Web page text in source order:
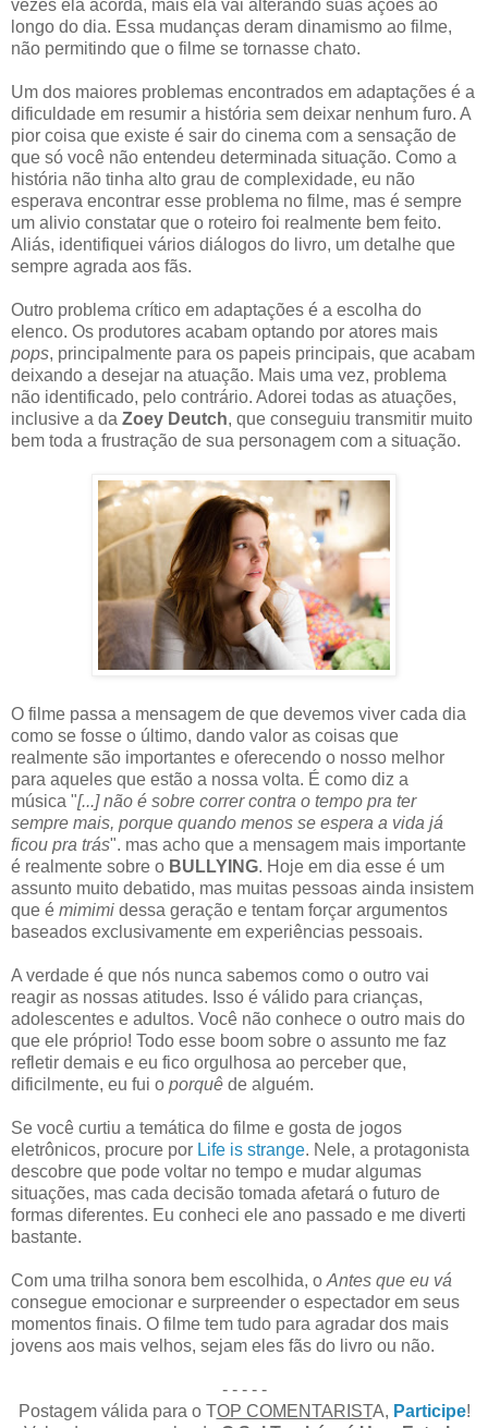
vezes ela acorda, mais ela vai alterando suas ações ao
longo do dia. Essa mudanças deram dinamismo ao filme,
não permitindo que o filme se tornasse chato.
Um dos maiores problemas encontrados em adaptações é a
dificuldade em resumir a história sem deixar nenhum furo. A
pior coisa que existe é sair do cinema com a sensação de
que só você não entendeu determinada situação. Como a
história não tinha alto grau de complexidade, eu não
esperava encontrar esse problema no filme, mas é sempre
um alivio constatar que o roteiro foi realmente bem feito.
Aliás, identifiquei vários diálogos do livro, um detalhe que
sempre agrada aos fãs.
Outro problema crítico em adaptações é a escolha do
elenco. Os produtores acabam optando por atores mais
pops, principalmente para os papeis principais, que acabam
deixando a desejar na atuação. Mais uma vez, problema
não identificado, pelo contrário. Adorei todas as atuações,
inclusive a da Zoey Deutch, que conseguiu transmitir muito
bem toda a frustração de sua personagem com a situação.
O filme passa a mensagem de que devemos viver cada dia
como se fosse o último, dando valor as coisas que
realmente são importantes e oferecendo o nosso melhor
para aqueles que estão a nossa volta. É como diz a
música "[...] não é sobre correr contra o tempo pra ter
sempre mais, porque quando menos se espera a vida já
ficou pra trás". mas acho que a mensagem mais importante
é realmente sobre o BULLYING. Hoje em dia esse é um
assunto muito debatido, mas muitas pessoas ainda insistem
que é mimimi dessa geração e tentam forçar argumentos
baseados exclusivamente em experiências pessoais.
A verdade é que nós nunca sabemos como o outro vai
reagir as nossas atitudes. Isso é válido para crianças,
adolescentes e adultos. Você não conhece o outro mais do
que ele próprio! Todo esse boom sobre o assunto me faz
refletir demais e eu fico orgulhosa ao perceber que,
dificilmente, eu fui o porquê de alguém.
Se você curtiu a temática do filme e gosta de jogos
eletrônicos, procure por Life is strange. Nele, a protagonista
descobre que pode voltar no tempo e mudar algumas
situações, mas cada decisão tomada afetará o futuro de
formas diferentes. Eu conheci ele ano passado e me diverti
bastante.
Com uma trilha sonora bem escolhida, o Antes que eu vá
consegue emocionar e surpreender o espectador em seus
momentos finais. O filme tem tudo para agradar dos mais
jovens aos mais velhos, sejam eles fãs do livro ou não.
- - - - -
Postagem válida para o TOP COMENTARISTA, Participe!